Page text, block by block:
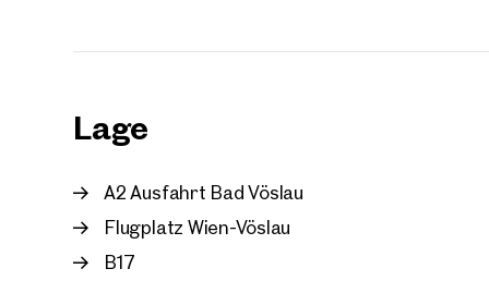
Lage
A2 Ausfahrt Bad Vöslau
Flugplatz Wien-Vöslau
B17